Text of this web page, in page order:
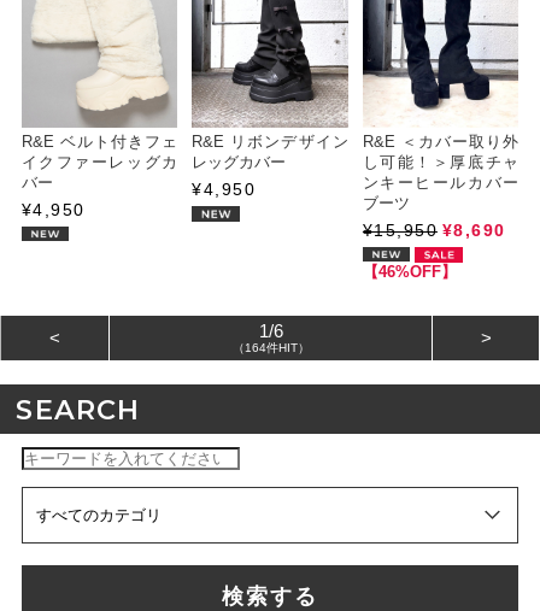
R&E ベルト付きフェ
イクファーレッグカ
バー
¥4,950
R&E リボンデザイン
レッグカバー
¥4,950
R&E ＜カバー取り外
し可能！＞厚底チャ
ンキーヒールカバー
ブーツ
¥15,950 ¥8,690
【46%OFF】
< 1/6
（164件HIT） >
SEARCH
検索する